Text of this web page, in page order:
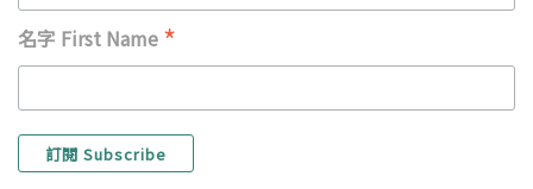
名字 First Name *